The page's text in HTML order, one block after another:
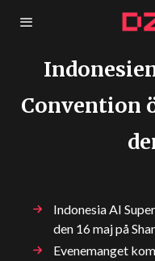
Convention
Indonesia AI
den 16 maj på
Evenemanget